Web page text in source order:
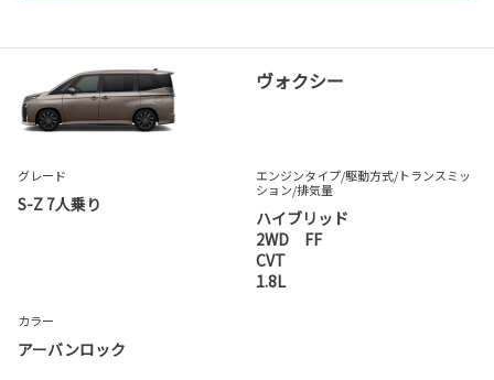
ヴォクシー
グレード
S-Z 7人乗り
エンジンタイプ/駆動方式/トランスミッ
ション/排気量
ハイブリッド
2WD FF
CVT
1.8L
カラー
アーバンロック